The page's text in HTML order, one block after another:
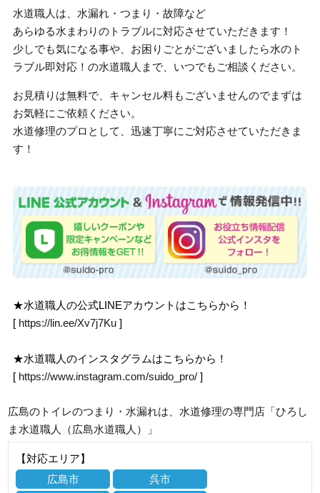
水道職人は、水漏れ・つまり・故障など
あらゆる水まわりのトラブルに対応させていただきます！
少しでも気になる事や、お困りごとがございましたら水のト
ラブル即対応！の水道職人まで、いつでもご相談ください。
お見積りは無料で、キャンセル料もございませんのでまずは
お気軽にご依頼ください。
水道修理のプロとして、迅速丁寧にご対応させていただきま
す！
★水道職人の公式LINEアカウントはこちらから！
[ https://lin.ee/Xv7j7Ku ]
★水道職人のインスタグラムはこちらから！
[ https://www.instagram.com/suido_pro/ ]
広島のトイレのつまり・水漏れは、水道修理の専門店「ひろし
ま水道職人（広島水道職人）」
【対応エリア】
広島市
呉市